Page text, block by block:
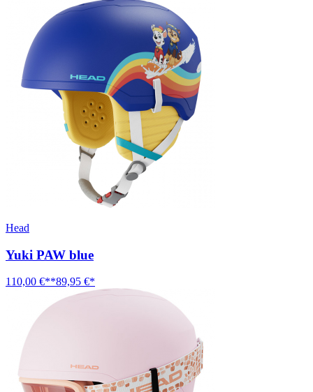
Head
Yuki PAW blue
110,00 €**89,95 €*